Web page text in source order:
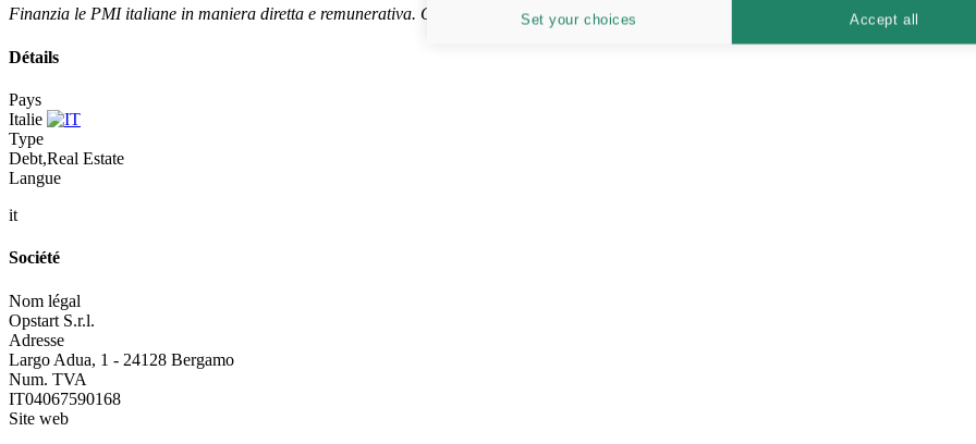
Finanzia le PMI italiane in maniera diretta e remunerativa. Crowdlender è il portale di lending crowdfunding di Opstart che ti permette di
Détails
Pays
Italie
Type
Debt,Real Estate
Langue
it
Société
Nom légal
Opstart S.r.l.
Adresse
Largo Adua, 1 - 24128 Bergamo
Num. TVA
IT04067590168
Site web
Set your choices Accept all